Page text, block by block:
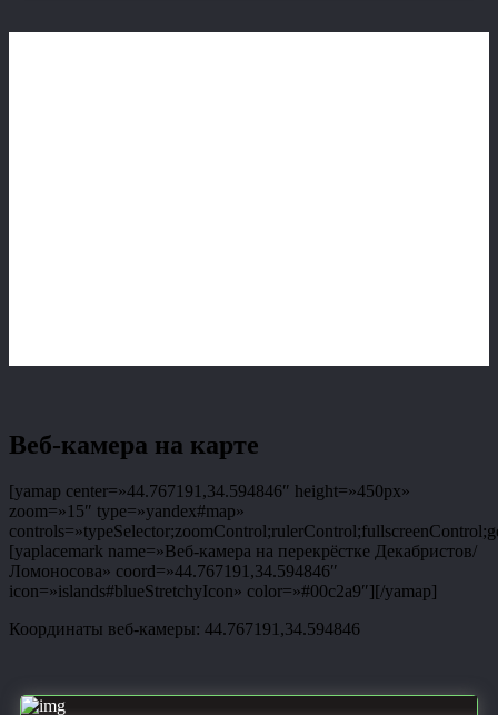
Веб-камера на карте
[yamap center=»44.767191,34.594846″ height=»450px»
zoom=»15″ type=»yandex#map»
[yaplacemark name=»Веб-камера на перекрёстке Декабристов/
Ломоносова» coord=»44.767191,34.594846″
icon=»islands#blueStretchyIcon» color=»#00c2a9″][/yamap]
Координаты веб-камеры: 44.767191,34.594846